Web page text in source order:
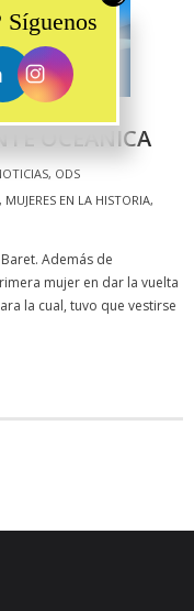
OCÉANICA
, ODS
, MUJERES EN LA HISTORIA,
Además de
mujer en dar la vuelta
la cual, tuvo que vestirse
Síguenos